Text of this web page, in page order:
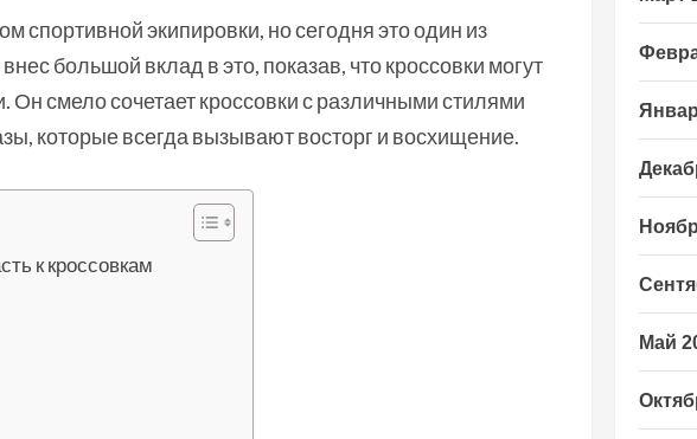
спортивной экипировки, но сегодня это один из
большой вклад в это, показав, что кроссовки могут
смело сочетает кроссовки с различными стилями
которые всегда вызывают восторг и восхищение.
к кроссовкам
Май